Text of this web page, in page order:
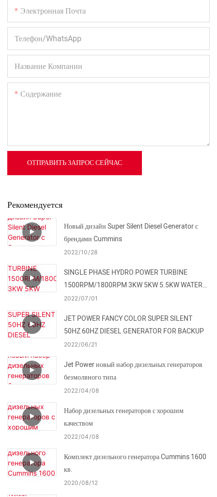
Электронная Почта
Телефон/WhatsApp
Название Компании
Содержание
ОТПРАВИТЬ ЗАПРОС СЕЙЧАС
Рекомендуется
Новый дизайн Super Silent Diesel Generator с
брендами Cummins
2022 10 28
SINGLE PHASE HYDRO POWER TURBINE
1500RPM/1800RPM 3KW 5KW 5.5KW WATER
TURBINE FOR SALE
2022 07 01
JET POWER FANCY COLOR SUPER SILENT
50HZ 60HZ DIESEL GENERATOR FOR BACKUP
2022 06 21
Jet Power новый набор дизельных генераторов
безмолвного типа
2022 04 08
Набор дизельных генераторов с хорошим
качеством
2022 04 08
Комплект дизельного генератора Cummins 1600
кв.
2020 08 12